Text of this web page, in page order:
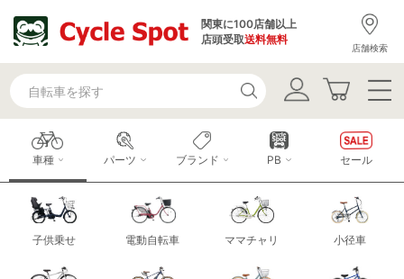
関東に100店舗以上
店頭受取送料無料
店舗検索
車種
子供乗せ 電動自転車 ママチャリ 小径車
パーツ ブランド PB セール